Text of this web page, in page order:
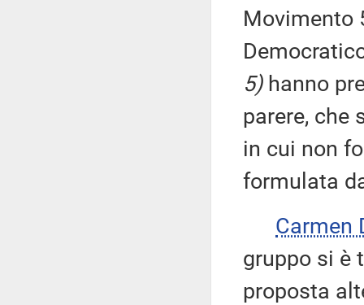
Movimento
5)hanno
parere, che
in cui non
formulata
Carmen
gruppo si è
proposta